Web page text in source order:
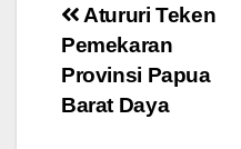
Post
navigation
Atururi Teken
Pemekaran
Provinsi Papua
Barat Daya